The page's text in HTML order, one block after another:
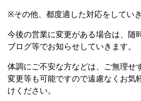
※その他、都度適した対応をしていき
今後の営業に変更がある場合は、随
ブログ等でお知らせしていきます。
体調にご不安な方などは、ご無理せ
変更等も可能ですので遠慮なくお気
けください。